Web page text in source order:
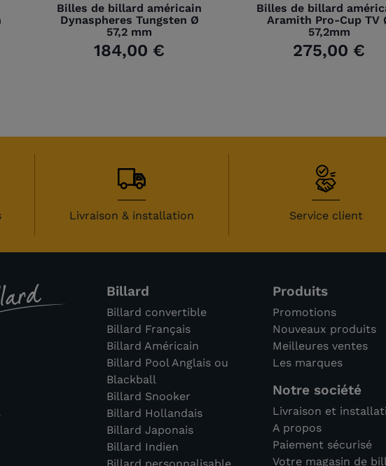
Billes de billard américain
Dynaspheres Tungsten Ø
57,2 mm
184,00 €
Billes de billard
Aramith Pro-Cup TV
57,2mm
275,00 €
Livraison & installation Service client
Billard
Billard convertible
Billard Français
Billard Américain
Billard Pool Anglais ou
Blackball
Billard Snooker
Billard Hollandais
Billard Japonais
Billard Indien
Produits
Promotions
Nouveaux produits
Meilleures ventes
Les marques
Notre société
Livraison et
A propos
Paiement sécurisé
Votre magasin de